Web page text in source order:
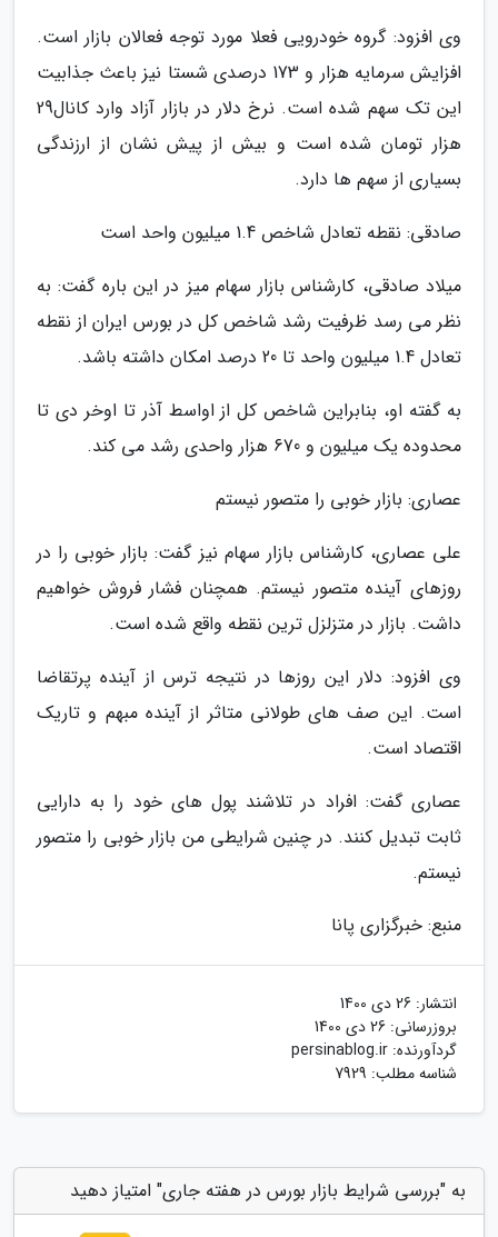
وی افزود: گروه خودرویی فعلا مورد توجه فعالان بازار است.
افزایش سرمایه هزار و 173 درصدی شستا نیز باعث جذابیت
این تک سهم شده است. نرخ دلار در بازار آزاد وارد کانال29
هزار تومان شده است و بیش از پیش نشان از ارزندگی
بسیاری از سهم ها دارد.
صادقی: نقطه تعادل شاخص 1.4 میلیون واحد است
میلاد صادقی، کارشناس بازار سهام میز در این باره گفت: به
نظر می رسد ظرفیت رشد شاخص کل در بورس ایران از نقطه
تعادل 1.4 میلیون واحد تا 20 درصد امکان داشته باشد.
به گفته او، بنابراین شاخص کل از اواسط آذر تا اوخر دی تا
محدوده یک میلیون و 670 هزار واحدی رشد می کند.
عصاری: بازار خوبی را متصور نیستم
علی عصاری، کارشناس بازار سهام نیز گفت: بازار خوبی را در
روزهای آینده متصور نیستم. همچنان فشار فروش خواهیم
داشت. بازار در متزلزل ترین نقطه واقع شده است.
وی افزود: دلار این روزها در نتیجه ترس از آینده پرتقاضا
است. این صف های طولانی متاثر از آینده مبهم و تاریک
اقتصاد است.
عصاری گفت: افراد در تلاشند پول های خود را به دارایی
ثابت تبدیل کنند. در چنین شرایطی من بازار خوبی را متصور
نیستم.
منبع: خبرگزاری پانا
انتشار: 26 دی 1400
بروزرسانی: 26 دی 1400
گردآورنده: persinablog.ir
شناسه مطلب: 7929
به "بررسی شرایط بازار بورس در هفته جاری" امتیاز دهید